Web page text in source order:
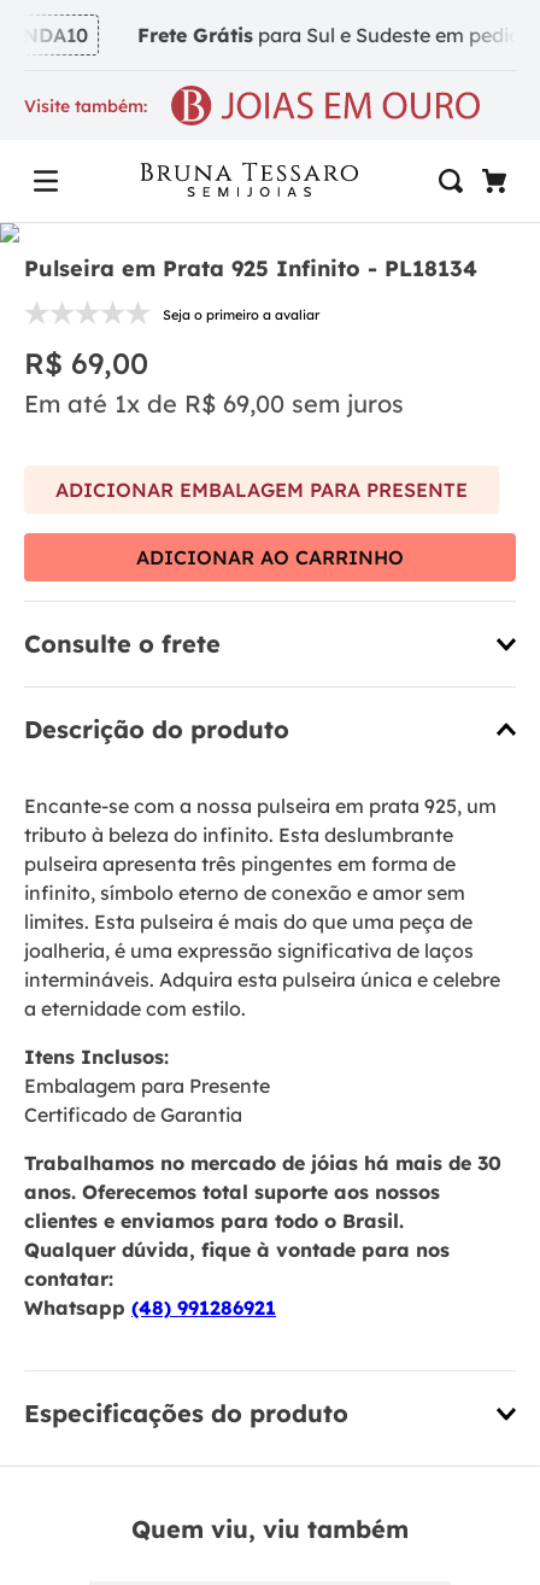
Frete Grátispara Sul e Sudeste em pedidos
Visite também:
Pulseira em Prata 925 Infinito - PL18134
Seja o primeiro a avaliar
R$ 69,00
Em até 1x de R$ 69,00 sem juros
ADICIONAR EMBALAGEM PARA PRESENTE
ADICIONAR AO CARRINHO
Consulte o frete
Descrição do produto
Encante-se com a nossa pulseira em prata 925, um
tributo à beleza do infinito. Esta deslumbrante
pulseira apresenta três pingentes em forma de
infinito, símbolo eterno de conexão e amor sem
limites. Esta pulseira é mais do que uma peça de
joalheria, é uma expressão significativa de laços
intermináveis. Adquira esta pulseira única e celebre
a eternidade com estilo.
Itens Inclusos:
Embalagem para Presente
Certificado de Garantia
Trabalhamos no mercado de jóias há mais de 30
anos. Oferecemos total suporte aos nossos
clientes e enviamos para todo o Brasil.
Qualquer dúvida, fique à vontade para nos
contatar:
Whatsapp (48) 991286921
Especificações do produto
Quem viu, viu também